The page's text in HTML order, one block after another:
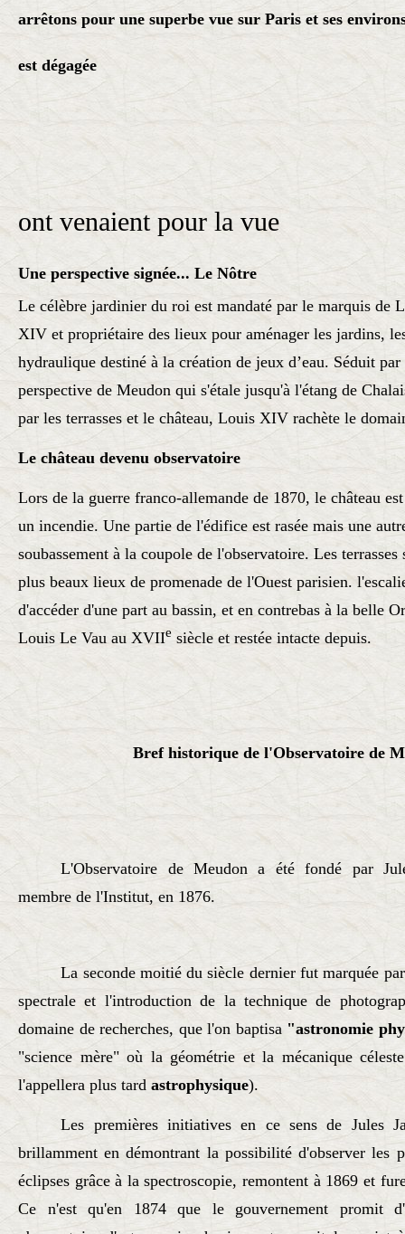
arrêtons pour une superbe vue sur Paris et ses
est dégagée
Déjà à
ont venaient pour la vue
Une perspective signée... Le Nôtre
Le célèbre jardinier du roi est mandaté par le marquis de
XIV et propriétaire des lieux pour aménager les jardins,
hydraulique destiné à la création de jeux d’eau. Séduit
perspective de Meudon qui s'étale jusqu'à l'étang de
par les terrasses et le château, Louis XIV rachète le
Le château devenu observatoire
Lors de la guerre franco-allemande de 1870, le château
un incendie. Une partie de l'édifice est rasée mais une
soubassement à la coupole de l'observatoire. Les
plus beaux lieux de promenade de l'Ouest parisien.
d'accéder d'une part au bassin, et en contrebas à la belle
Louis Le Vau au XVIIe siècle et restée intacte depuis.
Bref historique de l'Observatoire de
L'Observatoire de Meudon a été fondé par
membre de l'Institut, en 1876.
La seconde moitié du siècle dernier fut marquée
spectrale et l'introduction de la technique de
domaine de recherches, que l'on baptisa "astronomie
"science mère" où la géométrie et la mécanique
l'appellera plus tard astrophysique).
Les premières initiatives en ce sens de Jules
brillamment en démontrant la possibilité d'observer les
éclipses grâce à la spectroscopie, remontent à 1869 et
Ce n'est qu'en 1874 que le gouvernement promit